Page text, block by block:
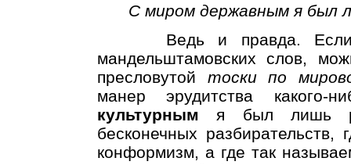
С миром державным я был
Ведь и правда. Если
мандельштамовских слов,
пресловутой тоски по
манер эрудитства
культурным я был лишь
бесконечных
конформизм, а где так